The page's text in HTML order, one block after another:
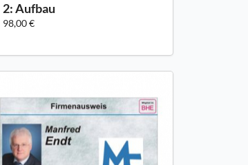
2: Aufbau
98,00 €